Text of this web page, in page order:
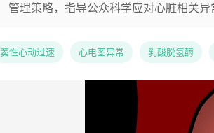
管理策略，指导公众科学应对心脏相关异
窦性心动过速 心电图异常 乳酸脱氢酶